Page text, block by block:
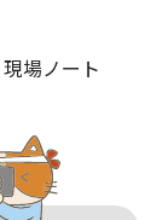
現場ノート